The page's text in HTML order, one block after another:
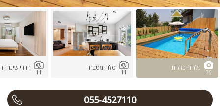
36
גלריה כללית
11
סלון ומטבח
11
חדרי שינה
055-4527110